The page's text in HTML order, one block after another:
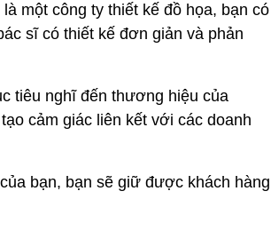
một công ty thiết kế đồ họa, bạn có
sĩ có thiết kế đơn giản và phản
tiêu nghĩ đến thương hiệu của
cảm giác liên kết với các doanh
bạn, bạn sẽ giữ được khách hàng